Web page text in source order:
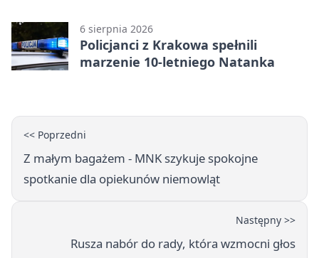
6 sierpnia 2026
Policjanci z Krakowa spełnili
marzenie 10-letniego Natanka
<< Poprzedni
Z małym bagażem - MNK szykuje spokojne
spotkanie dla opiekunów niemowląt
Następny >>
Rusza nabór do rady, która wzmocni głos